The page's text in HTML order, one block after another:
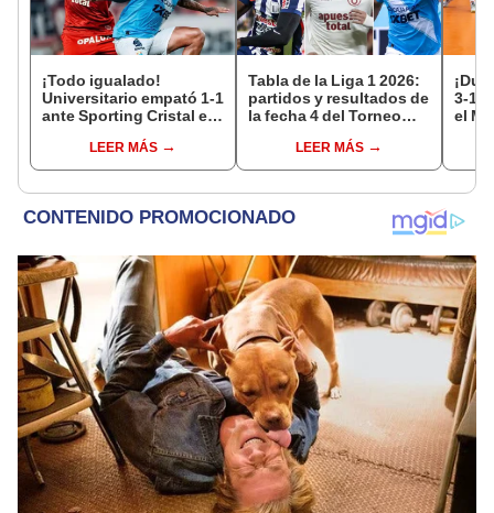
¡Todo igualado!
Universitario empató 1-1
ante Sporting Cristal en
por el Torneo Clausura
de la Liga 1 2026
LEER MÁS
Tabla de la Liga 1 2026:
partidos y resultados de
la fecha 4 del Torneo
del Acumulado
LEER MÁS
3-1
el